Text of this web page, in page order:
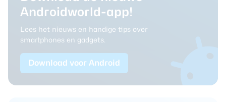
Androidworld-app!
Lees het nieuws en handige tips over
smartphones en gadgets.
Download voor Android